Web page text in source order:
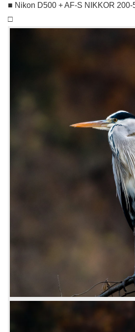
■ Nikon D500 + AF-S NIKKOR
□